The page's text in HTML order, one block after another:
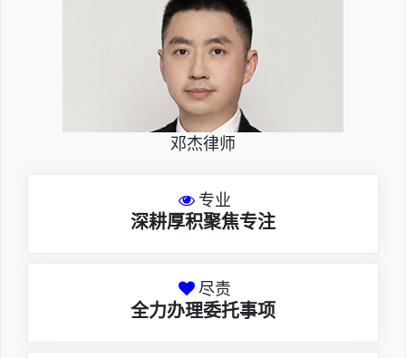
邓杰律师
专业
深耕厚积聚焦专注
尽责
全力办理委托事项